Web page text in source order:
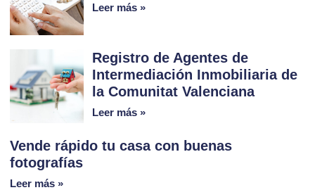
Leer más »
Registro de Agentes de
Intermediación Inmobiliaria de
la Comunitat Valenciana
Leer más »
Vende rápido tu casa con buenas
fotografías
Leer más »